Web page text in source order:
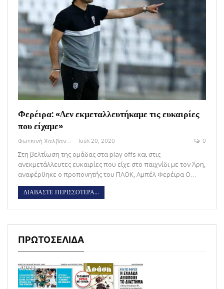
Φερέιρα: «Δεν εκμεταλλευτήκαμε τις ευκαιρίες
που είχαμε»
Φωτεινή Χαλβαντζή Ιούλ 20, 2020 0
Στη βελτίωση της ομάδας στα play offs και στις
ανεκμετάλλευτες ευκαιρίες που είχε στο παιχνίδι με τον Άρη,
αναφέρθηκε ο προπονητής του ΠΑΟΚ, Αμπέλ Φερέιρα Ο…
ΔΙΑΒΑΣΤΕ ΠΕΡΙΣΣΟΤΕΡΑ...
ΠΡΩΤΟΣΕΛΙΔΑ